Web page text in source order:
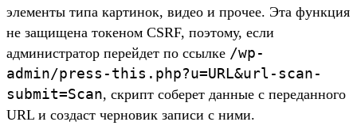
элементы типа картинок, видео и прочее. Эта функция
не защищена токеном CSRF, поэтому, если
администратор перейдет по ссылке /wp-
admin/press-this.php?u=URL&url-scan-
submit=Scan, скрипт соберет данные с переданного
URL и создаст черновик записи с ними.